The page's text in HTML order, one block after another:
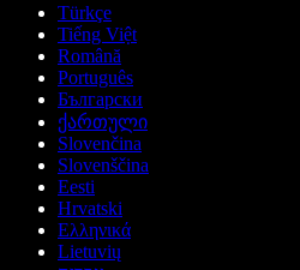
Türkçe
Tiếng Việt
Română
Português
Български
ქართული
Slovenčina
Slovenščina
Eesti
Hrvatski
Ελληνικά
Lietuvių